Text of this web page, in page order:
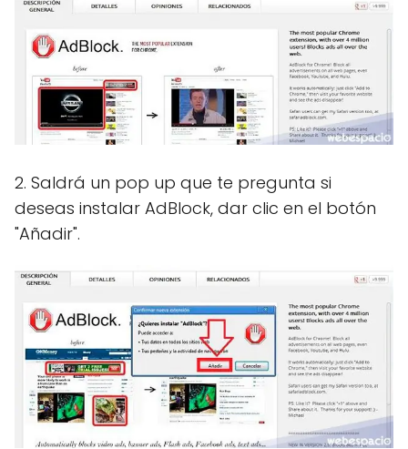
2. Saldrá un pop up que te pregunta si
deseas instalar AdBlock, dar clic en el botón
"Añadir".